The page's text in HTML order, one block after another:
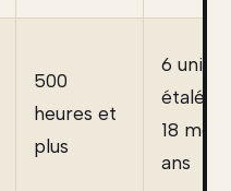
500
heures et
plus
6 unités
étalées
18
ans